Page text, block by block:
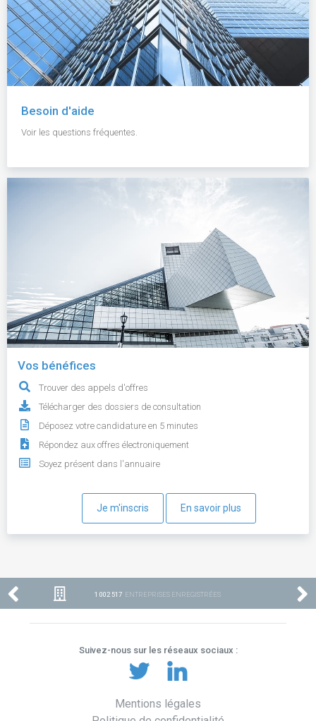
Besoin d'aide
Voir les questions fréquentes.
Vos bénéfices
Trouver des appels d'offres
Télécharger des dossiers de consultation
Déposez votre candidature en 5 minutes
Répondez aux offres électroniquement
Soyez présent dans l'annuaire
Je m'inscris En savoir plus
1 002 517 ENTREPRISES ENREGISTRÉES
Suivez-nous sur les réseaux sociaux :
Mentions légales